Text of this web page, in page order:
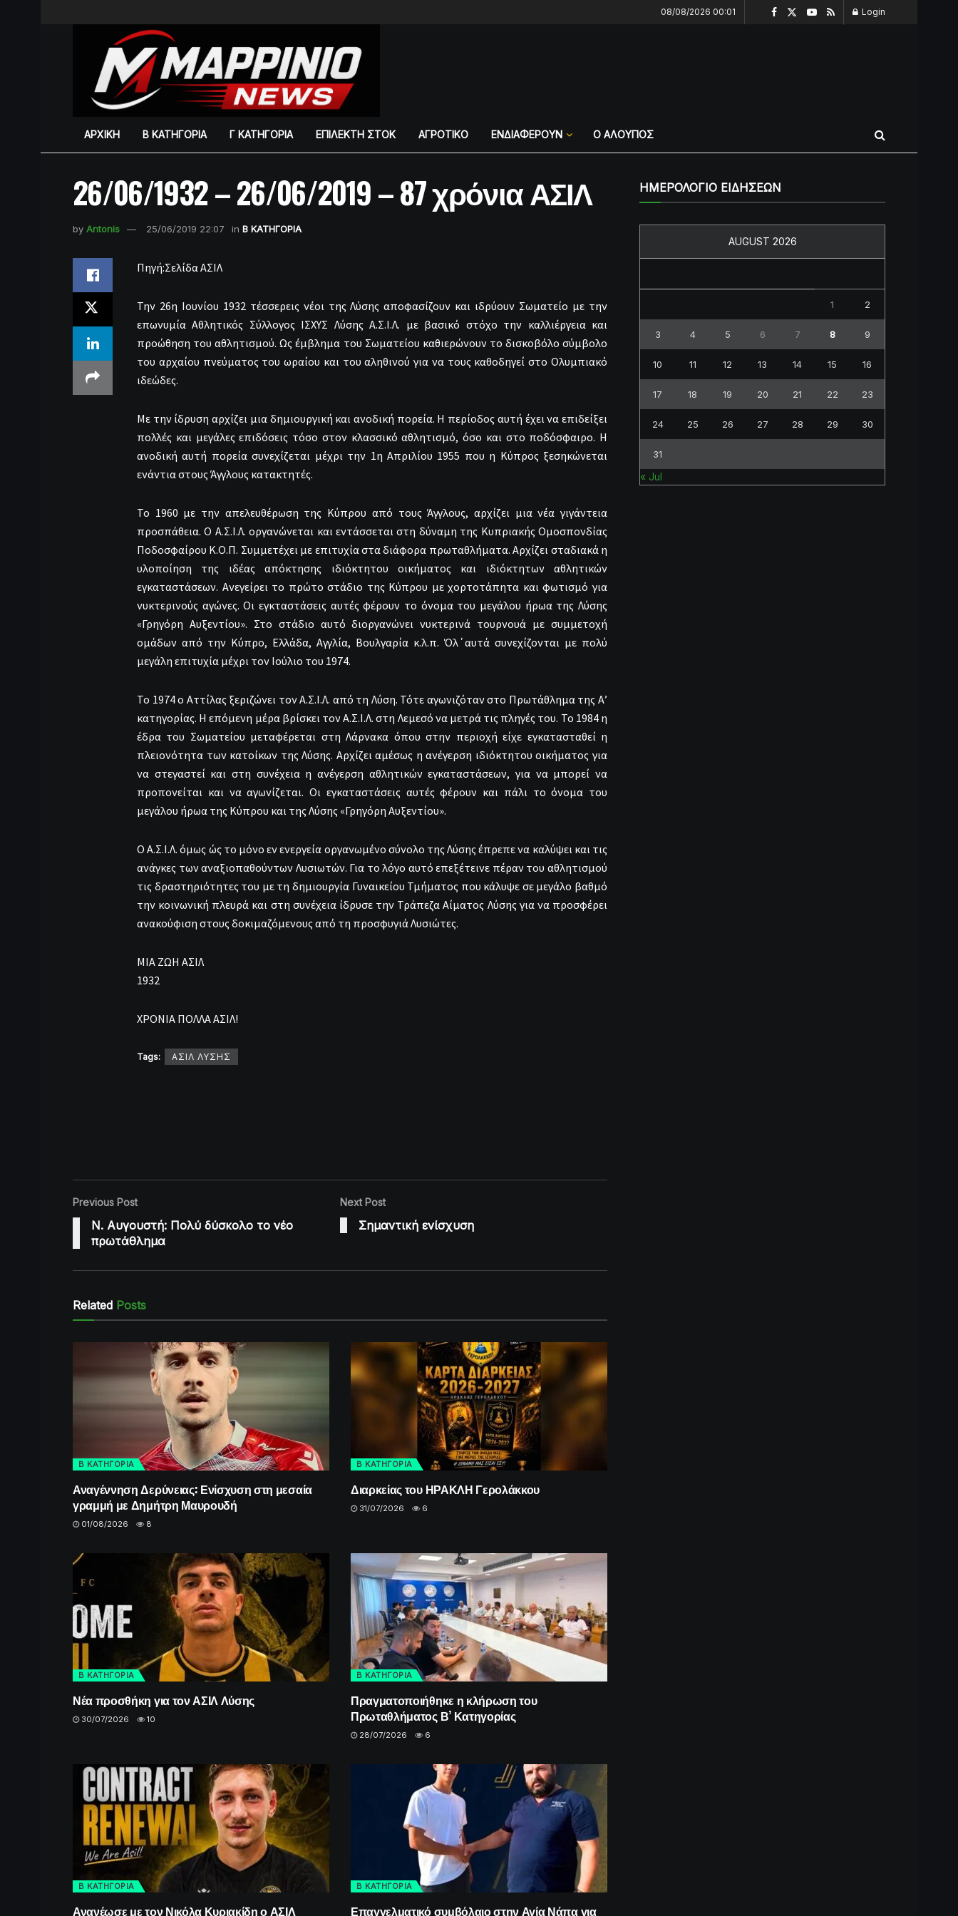
08/08/2026 00:01 Login
ΑΡΧΙΚΗ Β ΚΑΤΗΓΟΡΙΑ Γ ΚΑΤΗΓΟΡΙΑ ΕΠΙΛΕΚΤΗ ΣΤΟΚ ΑΓΡΟΤΙΚΟ ΕΝΔΙΑΦΕΡΟΥΝ Ο ΑΛΟΥΠΟΣ
26/06/1932 – 26/06/2019 – 87 χρόνια ΑΣΙΛ
by Antonis 25/06/2019 22:07 in Β ΚΑΤΗΓΟΡΙΑ
Πηγή:Σελίδα ΑΣΙΛ
Την 26η Ιουνίου 1932 τέσσερεις νέοι της Λύσης αποφασίζουν και ιδρύουν Σωματείο με την
επωνυμία Αθλητικός Σύλλογος ΙΣΧΥΣ Λύσης Α.Σ.Ι.Λ. με βασικό στόχο την καλλιέργεια και
προώθηση του αθλητισμού. Ως έμβλημα του Σωματείου καθιερώνουν το δισκοβόλο σύμβολο
του αρχαίου πνεύματος του ωραίου και του αληθινού για να τους καθοδηγεί στο Ολυμπιακό
ιδεώδες.
Με την ίδρυση αρχίζει μια δημιουργική και ανοδική πορεία. Η περίοδος αυτή έχει να επιδείξει
πολλές και μεγάλες επιδόσεις τόσο στον κλασσικό αθλητισμό, όσο και στο ποδόσφαιρο. Η
ανοδική αυτή πορεία συνεχίζεται μέχρι την 1η Απριλίου 1955 που η Κύπρος ξεσηκώνεται
ενάντια στους Άγγλους κατακτητές.
Το 1960 με την απελευθέρωση της Κύπρου από τους Άγγλους, αρχίζει μια νέα γιγάντεια
προσπάθεια. Ο Α.Σ.Ι.Λ. οργανώνεται και εντάσσεται στη δύναμη της Κυπριακής Ομοσπονδίας
Ποδοσφαίρου Κ.Ο.Π. Συμμετέχει με επιτυχία στα διάφορα πρωταθλήματα. Αρχίζει σταδιακά η
υλοποίηση της ιδέας απόκτησης ιδιόκτητου οικήματος και ιδιόκτητων αθλητικών
εγκαταστάσεων. Ανεγείρει το πρώτο στάδιο της Κύπρου με χορτοτάπητα και φωτισμό για
νυκτερινούς αγώνες. Οι εγκταστάσεις αυτές φέρουν το όνομα του μεγάλου ήρωα της Λύσης
«Γρηγόρη Αυξεντίου». Στο στάδιο αυτό διοργανώνει νυκτερινά τουρνουά με συμμετοχή
ομάδων από την Κύπρο, Ελλάδα, Αγγλία, Βουλγαρία κ.λ.π. Όλ΄αυτά συνεχίζονται με πολύ
μεγάλη επιτυχία μέχρι τον Ιούλιο του 1974.
Το 1974 ο Αττίλας ξεριζώνει τον Α.Σ.Ι.Λ. από τη Λύση. Τότε αγωνιζόταν στο Πρωτάθλημα της Α’
κατηγορίας. Η επόμενη μέρα βρίσκει τον Α.Σ.Ι.Λ. στη Λεμεσό να μετρά τις πληγές του. Το 1984 η
έδρα του Σωματείου μεταφέρεται στη Λάρνακα όπου στην περιοχή είχε εγκατασταθεί η
πλειονότητα των κατοίκων της Λύσης. Αρχίζει αμέσως η ανέγερση ιδιόκτητου οικήματος για
να στεγαστεί και στη συνέχεια η ανέγερση αθλητικών εγκαταστάσεων, για να μπορεί να
προπονείται και να αγωνίζεται. Οι εγκαταστάσεις αυτές φέρουν και πάλι το όνομα του
μεγάλου ήρωα της Κύπρου και της Λύσης «Γρηγόρη Αυξεντίου».
Ο Α.Σ.Ι.Λ. όμως ώς το μόνο εν ενεργεία οργανωμένο σύνολο της Λύσης έπρεπε να καλύψει και τις
ανάγκες των αναξιοπαθούντων Λυσιωτών. Για το λόγο αυτό επεξέτεινε πέραν του αθλητισμού
τις δραστηριότητες του με τη δημιουργία Γυναικείου Τμήματος που κάλυψε σε μεγάλο βαθμό
την κοινωνική πλευρά και στη συνέχεια ίδρυσε την Τράπεζα Αίματος Λύσης για να προσφέρει
ανακούφιση στους δοκιμαζόμενους από τη προσφυγιά Λυσιώτες.
ΜΙΑ ΖΩΗ ΑΣΙΛ
1932
ΧΡΟΝΙΑ ΠΟΛΛΑ ΑΣΙΛ!
Tags: ΑΣΙΛ ΛΥΣΗΣ
Previous Post
Ν. Αυγουστή: Πολύ δύσκολο το νέο
πρωτάθλημα
Next Post
Σημαντική ενίσχυση
Related Posts
Β ΚΑΤΗΓΟΡΙΑ
Αναγέννηση Δερύνειας: Ενίσχυση στη μεσαία
γραμμή με Δημήτρη Μαυρουδή
01/08/2026 8
Β ΚΑΤΗΓΟΡΙΑ
Διαρκείας του ΗΡΑΚΛΗ Γερολάκκου
31/07/2026 6
Β ΚΑΤΗΓΟΡΙΑ
Νέα προσθήκη για τον ΑΣΙΛ Λύσης
30/07/2026 10
Β ΚΑΤΗΓΟΡΙΑ
Πραγματοποιήθηκε η κλήρωση του
Πρωταθλήματος Β’ Κατηγορίας
28/07/2026 6
Β ΚΑΤΗΓΟΡΙΑ
Ανανέωσε με τον Νικόλα Κυριακίδη ο ΑΣΙΛ
Β ΚΑΤΗΓΟΡΙΑ
Επαγγελματικό συμβόλαιο στην Αγία Νάπα για
ΗΜΕΡΟΛΟΓΙΟ ΕΙΔΗΣΕΩΝ
AUGUST 2026
1 2
3 4 5 6 7 8 9
10 11 12 13 14 15 16
17 18 19 20 21 22 23
24 25 26 27 28 29 30
31
« Jul